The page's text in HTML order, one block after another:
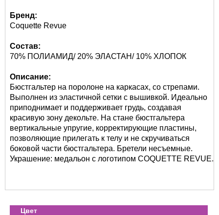
Бренд:
Coquette Revue
Состав:
70% ПОЛИАМИД/ 20% ЭЛАСТАН/ 10% ХЛОПОК
Описание:
Бюстгальтер на поролоне на каркасах, со стрепами.
Выполнен из эластичной сетки с вышивкой. Идеально
приподнимает и поддерживает грудь, создавая
красивую зону декольте. На стане бюстгальтера
вертикальные упругие, корректирующие пластины,
позволяющие прилегать к телу и не скручиваться
боковой части бюстгальтера. Бретели несъемные.
Украшение: медальон с логотипом COQUETTE REVUE.
Цвет